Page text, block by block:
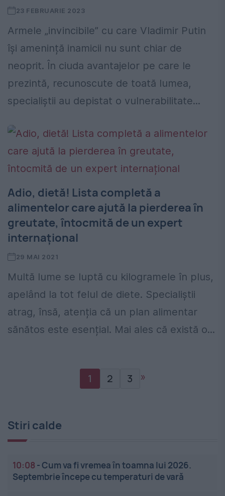
23 FEBRUARIE 2023
Armele „invincibile” cu care Vladimir Putin
își amenință inamicii nu sunt chiar de
neoprit. În ciuda avantajelor pe care le
prezintă, recunoscute de toată lumea,
specialiștii au depistat o vulnerabilitate...
Adio, dietă! Lista completă a
alimentelor care ajută la pierderea în
greutate, întocmită de un expert
internațional
29 MAI 2021
Multă lume se luptă cu kilogramele în plus,
apelând la tot felul de diete. Specialiștii
atrag, însă, atenția că un plan alimentar
sănătos este esențial. Mai ales că există o...
1 2 3 »
Stiri calde
10:08 -Cum va fi vremea în toamna lui 2026.
Septembrie începe cu temperaturi de vară